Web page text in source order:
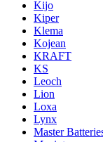
Kijo
Kiper
Klema
Kojean
KRAFT
KS
Leoch
Lion
Loxa
Lynx
Master